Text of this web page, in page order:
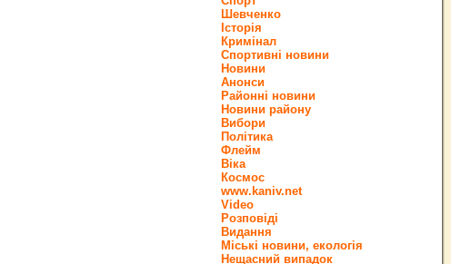
Шевченко
Історія
Кримінал
Спортивні новини
Новини
Анонси
Районні новини
Новини району
Вибори
Політика
Флейм
Віка
Космос
www.kaniv.net
Video
Розповіді
Видання
Міські новини, екологія
Нещасний випадок